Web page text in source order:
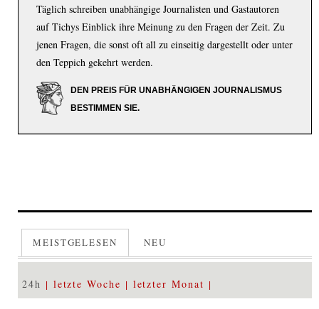
Täglich schreiben unabhängige Journalisten und Gastautoren
auf Tichys Einblick ihre Meinung zu den Fragen der Zeit. Zu
jenen Fragen, die sonst oft all zu einseitig dargestellt oder unter
den Teppich gekehrt werden.
DEN PREIS FÜR UNABHÄNGIGEN JOURNALISMUS
BESTIMMEN SIE.
MEISTGELESEN NEU
24h letzte Woche letzter Monat